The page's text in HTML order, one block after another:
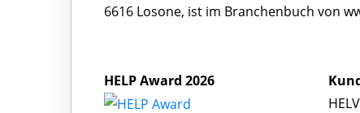
6616 Losone, ist im Branchenbuch von
HELP Award 2026